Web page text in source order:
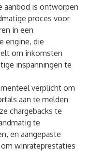
aanbod is ontworpen
proces voor
in een
engine, die
om inkomsten
inspanningen te
verplicht om
aan te melden
chargebacks te
te
en aangepaste
winrateprestaties